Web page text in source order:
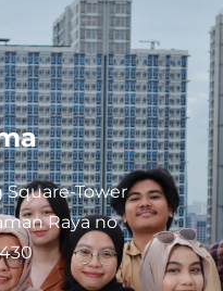
Tower
Raya no